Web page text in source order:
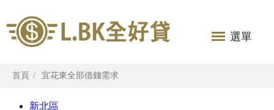
選單
首頁 宜花東全部借錢需求